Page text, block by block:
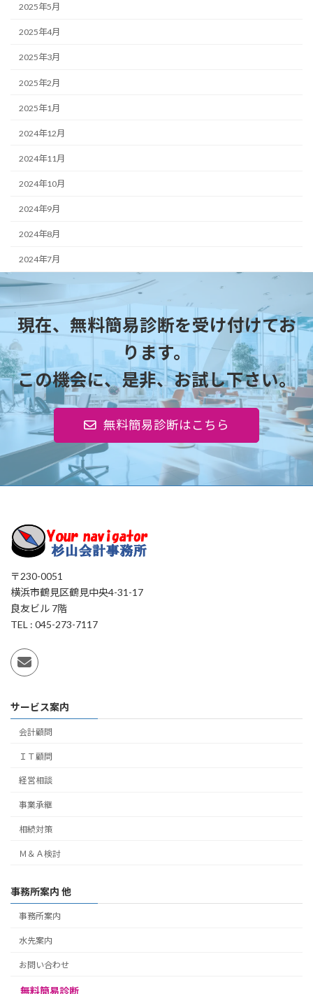
2025年5月
2025年4月
2025年3月
2025年2月
2025年1月
2024年12月
2024年11月
2024年10月
2024年9月
2024年8月
2024年7月
現在、無料簡易診断を受け付けてお
ります。
この機会に、是非、お試し下さい。
無料簡易診断はこちら
〒230-0051
横浜市鶴見区鶴見中央4-31-17
良友ビル 7階
TEL : 045-273-7117
サービス案内
会計顧問
ＩＴ顧問
経営相談
事業承継
相続対策
Ｍ＆Ａ検討
事務所案内 他
事務所案内
水先案内
お問い合わせ
無料簡易診断